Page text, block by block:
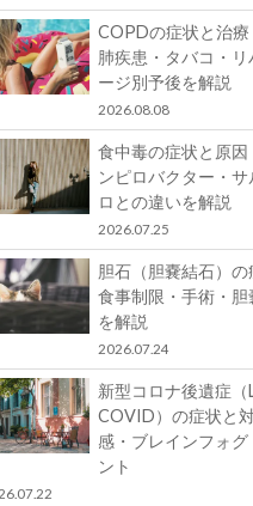
COPDの症状と治療
肺疾患・タバコ・
ージ別予後を解説
2026.08.08
食中毒の症状と原因
ンピロバクター・サ
ロとの違いを解説
2026.07.25
胆石（胆嚢結石）の
食事制限・手術・
を解説
2026.07.24
新型コロナ後遺症（
COVID）の症状と
感・ブレインフォグ
ント